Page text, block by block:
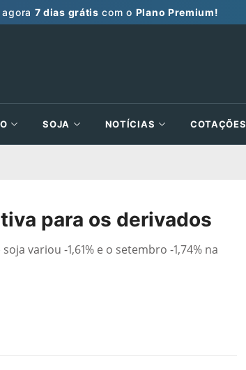
7 dias grátis com o Plano Premium!
SOJA NOTÍCIAS COTAÇÕES
para os derivados
variou -1,61% e o setembro -1,74% na